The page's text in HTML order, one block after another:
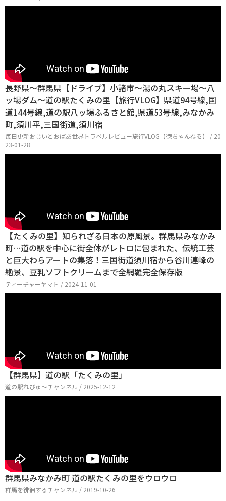
長野県〜群馬県【ドライブ】小諸市〜湯の丸スキー場〜八
ッ場ダム〜道の駅たくみの里【旅行VLOG】県道94号線,国
道144号線,道の駅八ッ場ふるさと館,県道53号線,みなかみ
町,須川平,三国街道,須川宿
毎日更新おじいとおばあ世界トラベルレビュー旅行VLOG【徳ちゃんねる】 / 20
23-01-28
【たくみの里】知られざる日本の原風景。群馬県みなかみ
町…道の駅を中心に街全体がレトロに包まれた、伝統工芸
と巨大わらアートの集落！三国街道須川宿から谷川連峰の
絶景、豆乳ソフトクリームまで全網羅完全保存版
ティーチャーヤマト / 2024-11-01
【群馬県】道の駅「たくみの里」
道の駅れびゅ〜チャンネル / 2025-12-12
群馬県みなかみ町 道の駅たくみの里をウロウロ
群馬を徘徊するチャンネル / 2019-10-26